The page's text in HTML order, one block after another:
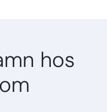
hos